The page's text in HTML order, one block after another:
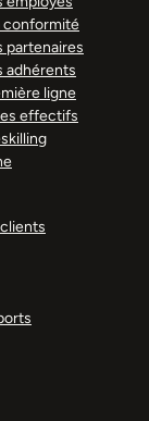
conformité
partenaires
adhérents
ligne
effectifs